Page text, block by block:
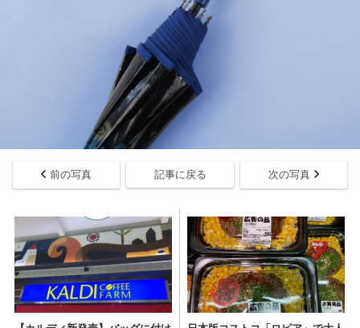
前の写真 記事に戻る 次の写真